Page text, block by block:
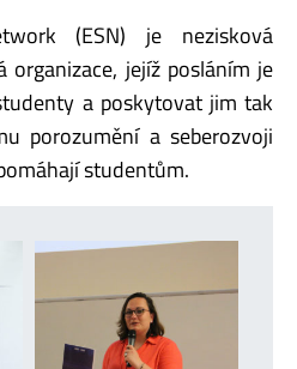
(ESN) je nezisková
organizace, jejíž posláním je
a poskytovat jim tak
porozumění a seberozvoji
studentům.